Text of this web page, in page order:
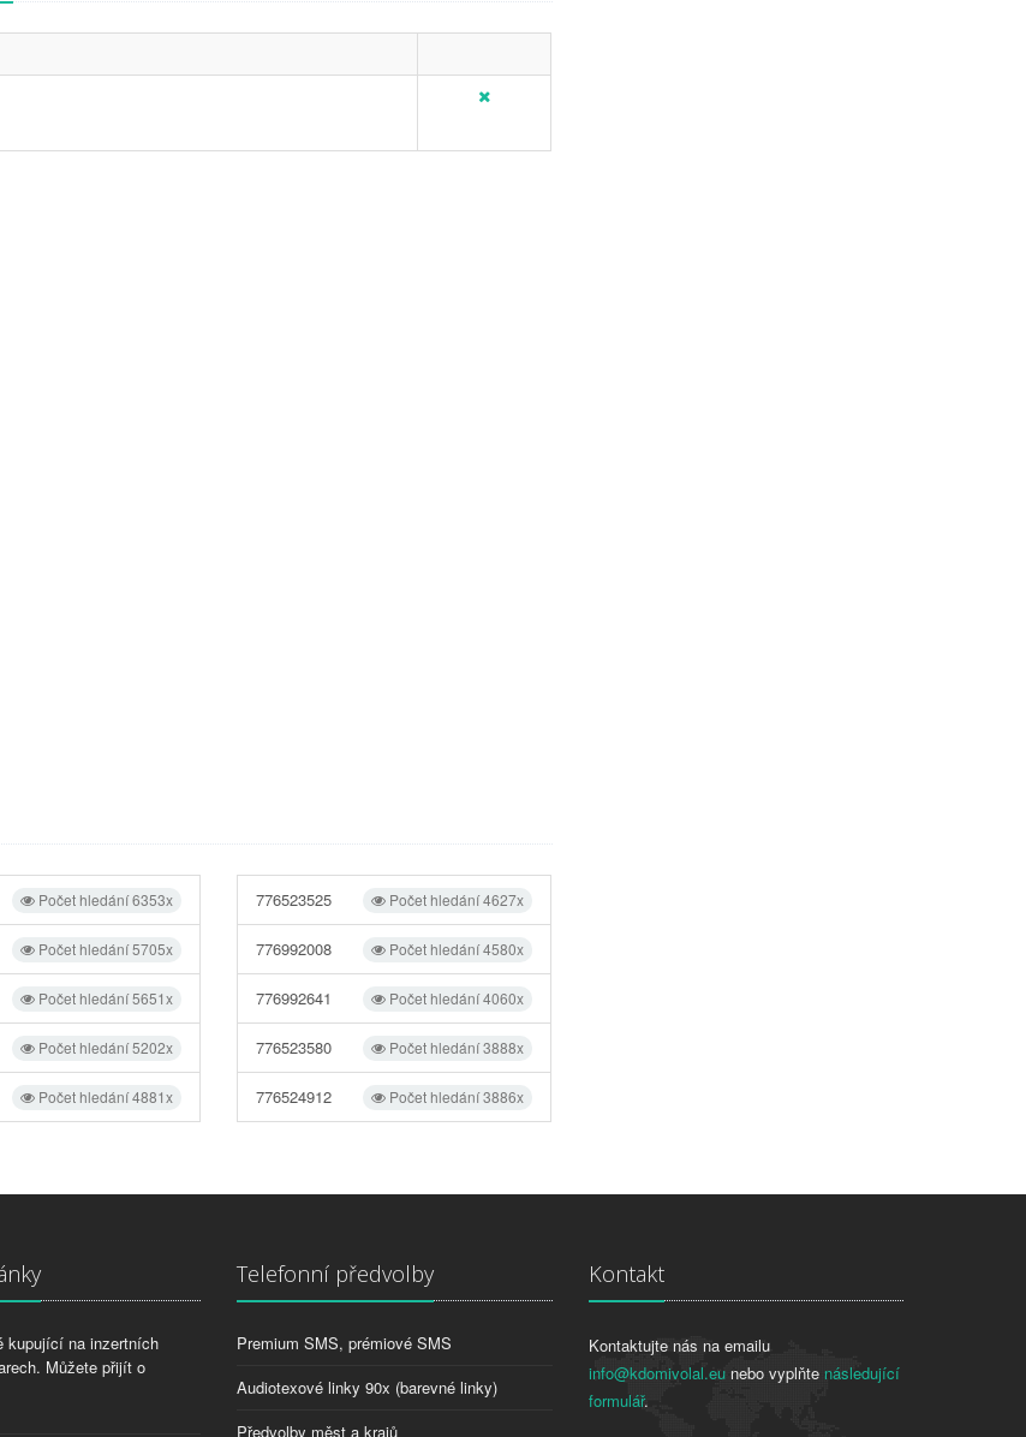
Počet hledání 6353x
Počet hledání 5705x
Počet hledání 5651x
Počet hledání 5202x
Počet hledání 4881x
Počet hledání 4627x
776523525
Počet hledání 4580x
776992008
Počet hledání 4060x
776992641
Počet hledání 3888x
776523580
Počet hledání 3886x
776524912
kupující na inzertních
Můžete přijít o
Telefonní předvolby
Premium SMS, prémiové SMS
Audiotexové linky 90x (barevné linky)
Předvolby měst a krajů
Kontakt
Kontaktujte nás na emailu
info@kdomivolal.eunebo vyplňte následující
formulář.